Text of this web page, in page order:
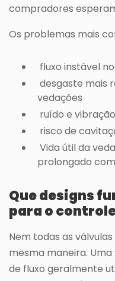
compradores
Os problemas mais
fluxo instável
desgaste mais
vedações
ruído e
risco de
Vida útil da
prolongado
Que designs
para o
Nem todas as
mesma maneira.
de fluxo geralmente